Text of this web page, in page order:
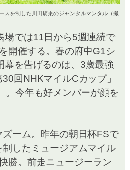
スを制した川田騎乗のジャンタルマンタル（撮
では11日から5週連続で
開催する。春の府中G1シ
幕を告げるのは、3歳最強
回NHKマイルCカップ」
。今年も好メンバーが顔を
ーム。昨年の朝日杯FSで
したミュージアムマイル
勝。前走ニュージーラン